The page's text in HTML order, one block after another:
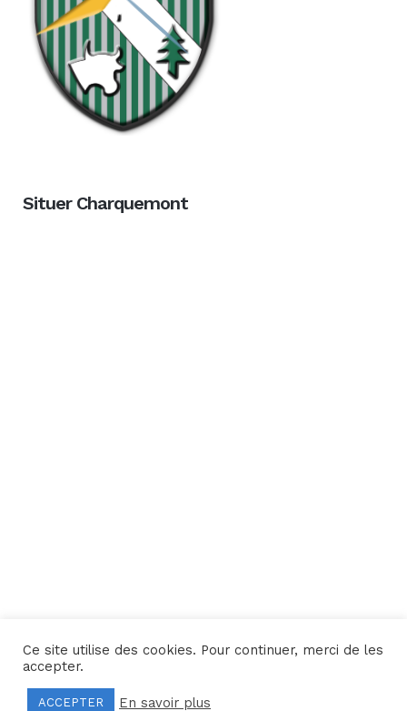
Situer Charquemont
Une réalisation Yata!
Ce site utilise des cookies. Pour continuer, merci de les
accepter.
ACCEPTER En savoir plus